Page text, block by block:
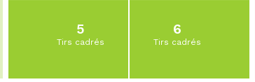
5
Tirs cadrés
6
Tirs cadrés